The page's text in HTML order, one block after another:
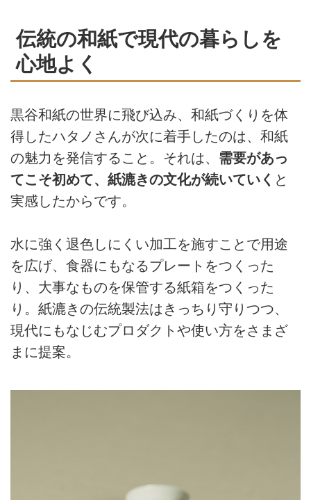
伝統の和紙で現代の暮らしを
心地よく
黒谷和紙の世界に飛び込み、和紙づくりを体
得したハタノさんが次に着手したのは、和紙
の魅力を発信すること。それは、 需要があっ
てこそ初めて、紙漉きの文化が続いていく と
実感したからです。
水に強く退色しにくい加工を施すことで用途
を広げ、食器にもなるプレートをつくった
り、大事なものを保管する紙箱をつくった
り。紙漉きの伝統製法はきっちり守りつつ、
現代にもなじむプロダクトや使い方をさまざ
まに提案。